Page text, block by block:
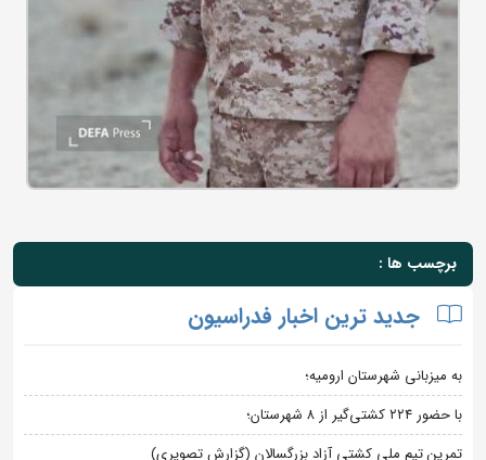
برچسب ها :
جدید ترین اخبار فدراسیون
به میزبانی شهرستان ارومیه؛
با حضور ۲۲۴ کشتی‌گیر از ۸ شهرستان؛
تمرین تیم ملی کشتی آزاد بزرگسالان (گزارش تصویری)